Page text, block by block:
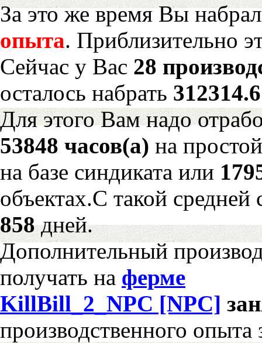
За это же время Вы
опыта. Приблизительно
Сейчас у Вас 28
осталось набрать
Для этого Вам надо
53848 часов(а) на
на базе синдиката или
объектах.С такой
858дней.
Дополнительный
получать на ферме
KillBill_2_NPC [NPC]
производственного опыта